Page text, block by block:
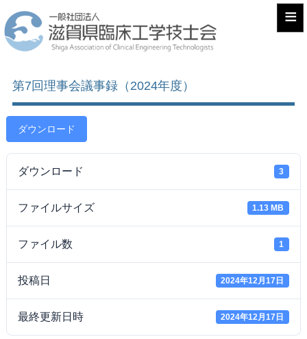
≡
第7回理事会議事録（2024年度）
ダウンロード
ダウンロード 3
ファイルサイズ 1.13 MB
ファイル数 1
投稿日 2024年12月17日
最終更新日時 2024年12月17日